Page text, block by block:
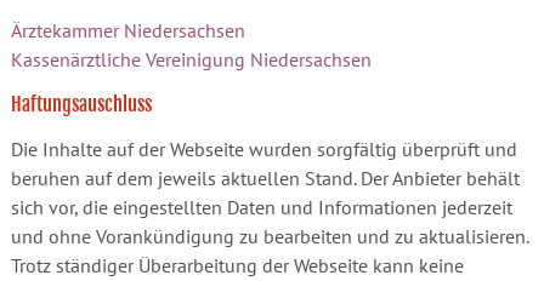
Ärztekammer Niedersachsen
Kassenärztliche Vereinigung Niedersachsen
Haftungsauschluss
Die Inhalte auf der Webseite wurden sorgfältig überprüft und
beruhen auf dem jeweils aktuellen Stand. Der Anbieter behält
sich vor, die eingestellten Daten und Informationen jederzeit
und ohne Vorankündigung zu bearbeiten und zu aktualisieren.
Trotz ständiger Überarbeitung der Webseite kann keine